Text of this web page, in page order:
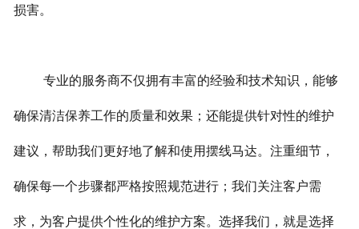
损害。
专业的服务商不仅拥有丰富的经验和技术知识，能够
确保清洁保养工作的质量和效果；还能提供针对性的维护
建议，帮助我们更好地了解和使用摆线马达。注重细节，
确保每一个步骤都严格按照规范进行；我们关注客户需
求，为客户提供个性化的维护方案。选择我们，就是选择